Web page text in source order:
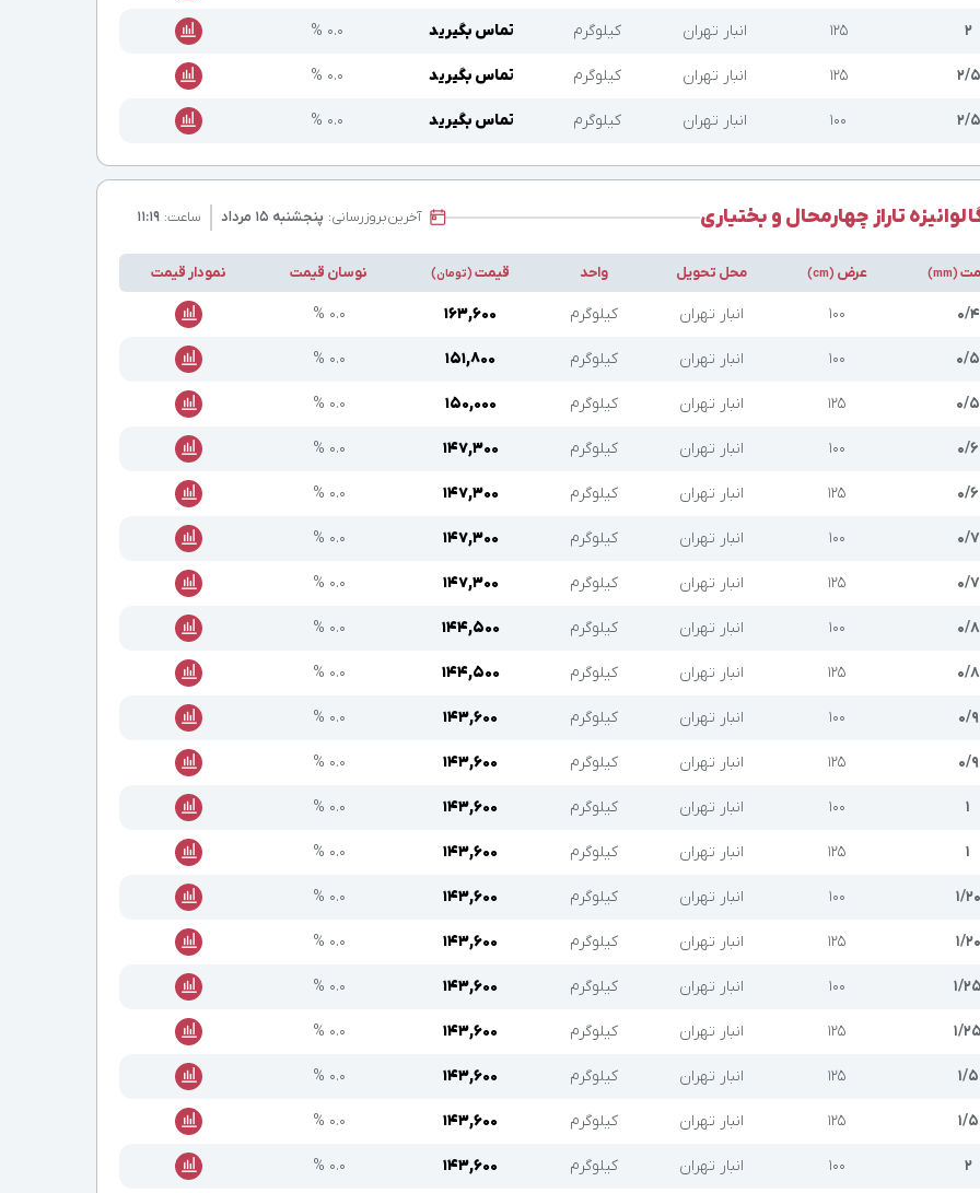
۲ ۱۲۵ انبار تهران کیلوگرم تماس بگیرید ۰.۰ %
۲/۵ ۱۲۵ انبار تهران کیلوگرم تماس بگیرید ۰.۰ %
۲/۵ ۱۰۰ انبار تهران کیلوگرم تماس بگیرید ۰.۰ %
تاراز چهارمحال و بختیاری آخرینبروزرسانی: پنجشنبه ۱۵ مرداد ساعت: ۱۱:۱۹
(mm) عرض (cm) محل تحویل واحد قیمت (تومان) نوسان قیمت نمودار قیمت
۰/۴ ۱۰۰ انبار تهران کیلوگرم ۱۶۳,۶۰۰ ۰.۰ %
۰/۵ ۱۰۰ انبار تهران کیلوگرم ۱۵۱,۸۰۰ ۰.۰ %
۰/۵ ۱۲۵ انبار تهران کیلوگرم ۱۵۰,۰۰۰ ۰.۰ %
۰/۶ ۱۰۰ انبار تهران کیلوگرم ۱۴۷,۳۰۰ ۰.۰ %
۰/۶ ۱۲۵ انبار تهران کیلوگرم ۱۴۷,۳۰۰ ۰.۰ %
۰/۷ ۱۰۰ انبار تهران کیلوگرم ۱۴۷,۳۰۰ ۰.۰ %
۰/۷ ۱۲۵ انبار تهران کیلوگرم ۱۴۷,۳۰۰ ۰.۰ %
۰/۸ ۱۰۰ انبار تهران کیلوگرم ۱۴۴,۵۰۰ ۰.۰ %
۰/۸ ۱۲۵ انبار تهران کیلوگرم ۱۴۴,۵۰۰ ۰.۰ %
۰/۹ ۱۰۰ انبار تهران کیلوگرم ۱۴۳,۶۰۰ ۰.۰ %
۰/۹ ۱۲۵ انبار تهران کیلوگرم ۱۴۳,۶۰۰ ۰.۰ %
۱ ۱۰۰ انبار تهران کیلوگرم ۱۴۳,۶۰۰ ۰.۰ %
۱ ۱۲۵ انبار تهران کیلوگرم ۱۴۳,۶۰۰ ۰.۰ %
۱/۲۰ ۱۰۰ انبار تهران کیلوگرم ۱۴۳,۶۰۰ ۰.۰ %
۱/۲۰ ۱۲۵ انبار تهران کیلوگرم ۱۴۳,۶۰۰ ۰.۰ %
۲۵ ۱۰۰ انبار تهران کیلوگرم ۱۴۳,۶۰۰ ۰.۰ %
۲۵ ۱۲۵ انبار تهران کیلوگرم ۱۴۳,۶۰۰ ۰.۰ %
۱/۵ ۱۲۵ انبار تهران کیلوگرم ۱۴۳,۶۰۰ ۰.۰ %
۱/۵ ۱۲۵ انبار تهران کیلوگرم ۱۴۳,۶۰۰ ۰.۰ %
۲ ۱۰۰ انبار تهران کیلوگرم ۱۴۳,۶۰۰ ۰.۰ %